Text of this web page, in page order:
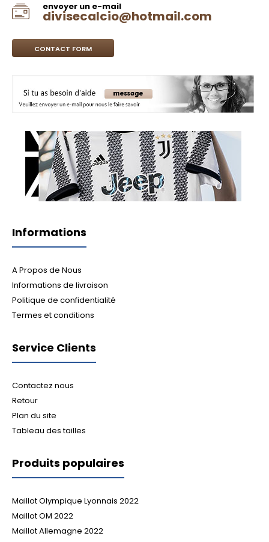
envoyer un e-mail
divisecalcio@hotmail.com
CONTACT FORM
Informations
A Propos de Nous
Informations de livraison
Politique de confidentialité
Termes et conditions
Service Clients
Contactez nous
Retour
Plan du site
Tableau des tailles
Produits populaires
Maillot Olympique Lyonnais 2022
Maillot OM 2022
Maillot Allemagne 2022